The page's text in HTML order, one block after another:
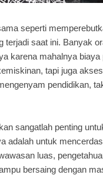
seperti
terjadi saat ini. Banyak
karena mahalnya biaya
tapi juga
pendidikan,
sangatlah penting
adalah untuk
luas,
bersaing dengan